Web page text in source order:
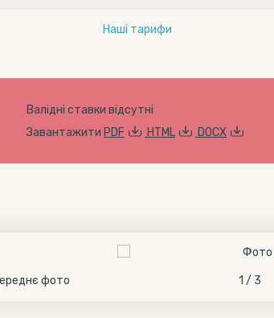
Наші тарифи
Валідні ставки відсутні
Завантажити PDF HTML DOCX
фото 1 / 3